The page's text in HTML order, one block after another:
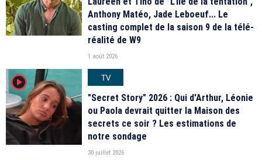
Anthony Matéo, Jade Leboeuf... Le
casting complet de la saison 9 de la télé-
réalité de W9
1 août 2026
player2
TV
"Secret Story" 2026 : Qui d'Arthur, Léonie
ou Paola devrait quitter la Maison des
secrets ce soir ? Les estimations de
notre sondage
30 juillet 2026